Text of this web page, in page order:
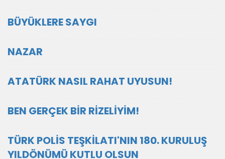
BÜYÜKLERE SAYGI
NAZAR
ATATÜRK NASIL RAHAT UYUSUN!
BEN GERÇEK BİR RİZELİYİM!
TÜRK POLİS TEŞKİLATI'NIN 180. KURULUŞ
YILDÖNÜMÜ KUTLU OLSUN